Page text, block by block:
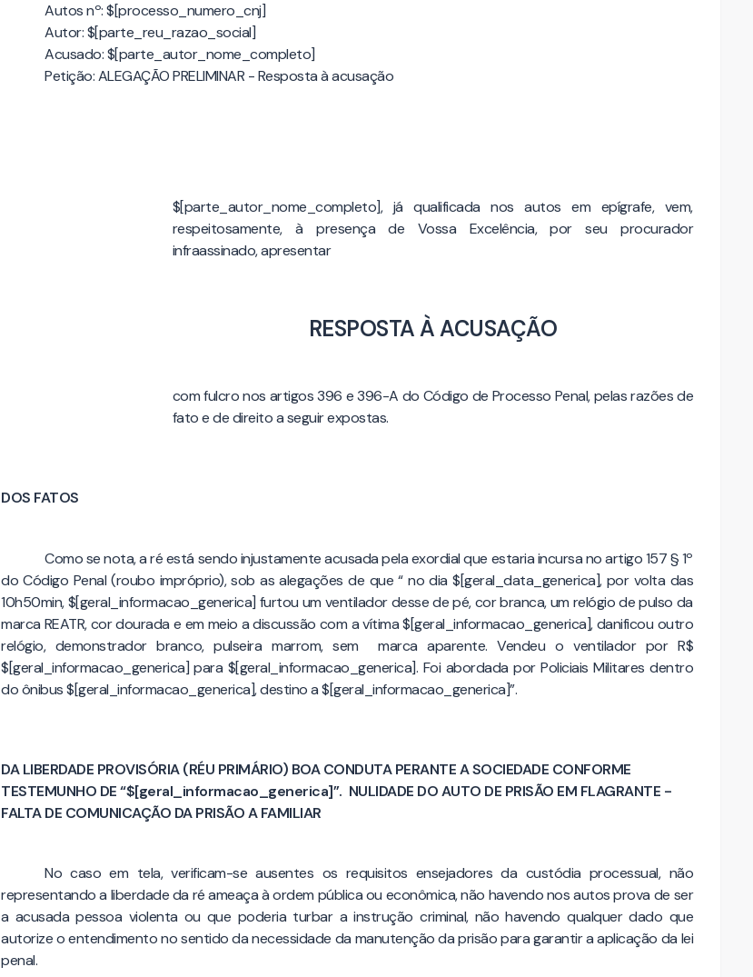
Autos nº: $[processo_numero_cnj]
Autor: $[parte_reu_razao_social]
Acusado: $[parte_autor_nome_completo]
Petição: ALEGAÇÃO PRELIMINAR - Resposta à acusação
$[parte_autor_nome_completo], já qualificada nos autos em epígrafe, vem,
respeitosamente, à presença de Vossa Excelência, por seu procurador
infraassinado, apresentar
RESPOSTA À ACUSAÇÃO
com fulcro nos artigos 396 e 396-A do Código de Processo Penal, pelas razões de
fato e de direito a seguir expostas.
DOS FATOS
Como se nota, a ré está sendo injustamente acusada pela exordial que estaria incursa no artigo 157 § 1º
do Código Penal (roubo impróprio), sob as alegações de que “ no dia $[geral_data_generica], por volta das
10h50min, $[geral_informacao_generica] furtou um ventilador desse de pé, cor branca, um relógio de pulso da
marca REATR, cor dourada e em meio a discussão com a vítima $[geral_informacao_generica], danificou outro
relógio, demonstrador branco, pulseira marrom, sem marca aparente. Vendeu o ventilador por R$
$[geral_informacao_generica] para $[geral_informacao_generica]. Foi abordada por Policiais Militares dentro
do ônibus $[geral_informacao_generica], destino a $[geral_informacao_generica]”.
DA LIBERDADE PROVISÓRIA (RÉU PRIMÁRIO) BOA CONDUTA PERANTE A SOCIEDADE CONFORME
TESTEMUNHO DE “$[geral_informacao_generica]”. NULIDADE DO AUTO DE PRISÃO EM FLAGRANTE -
FALTA DE COMUNICAÇÃO DA PRISÃO A FAMILIAR
No caso em tela, verificam-se ausentes os requisitos ensejadores da custódia processual, não
representando a liberdade da ré ameaça à ordem pública ou econômica, não havendo nos autos prova de ser
a acusada pessoa violenta ou que poderia turbar a instrução criminal, não havendo qualquer dado que
autorize o entendimento no sentido da necessidade da manutenção da prisão para garantir a aplicação da lei
penal.